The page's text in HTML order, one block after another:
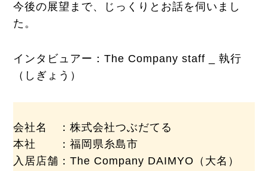
今後の展望まで、じっくりとお話を伺いまし
た。
インタビュアー：The Company staff _ 執行
（しぎょう）
会社名 ：株式会社つぶだてる
本社 ：福岡県糸島市
入居店舗：The Company DAIMYO（大名）